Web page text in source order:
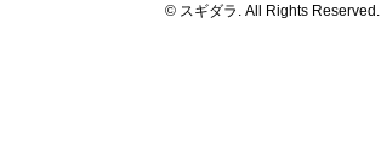
© スギダラ. All Rights Reserved.